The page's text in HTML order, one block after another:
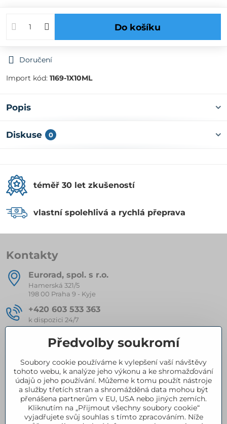
Do košíku
Doručení
Import kód: 1169-1X10ML
Popis
Diskuse 0
téměř 30 let zkušeností
vlastní spolehlivá a rychlá přeprava
Kontakty
Eurorad, spol​. s r​.o​.
Hamerská 321/5
198 00 Praha 9 - Kyje
+420 603 533 363
k dispozici 24/7
eurorad​@seznam​.cz
Kompletní nabídka produktů
Certifikace
Předvolby soukromí
Soubory cookie používáme k vylepšení vaší návštěvy
tohoto webu, k analýze jeho výkonu a ke shromažďování
údajů o jeho používání. Můžeme k tomu použít nástroje
a služby třetích stran a shromážděná data mohou být
přenášena partnerům v EU, USA nebo jiných zemích.
Kliknutím na „Přijmout všechny soubory cookie“
vyjadřujete svůj souhlas s tímto zpracováním. Níže